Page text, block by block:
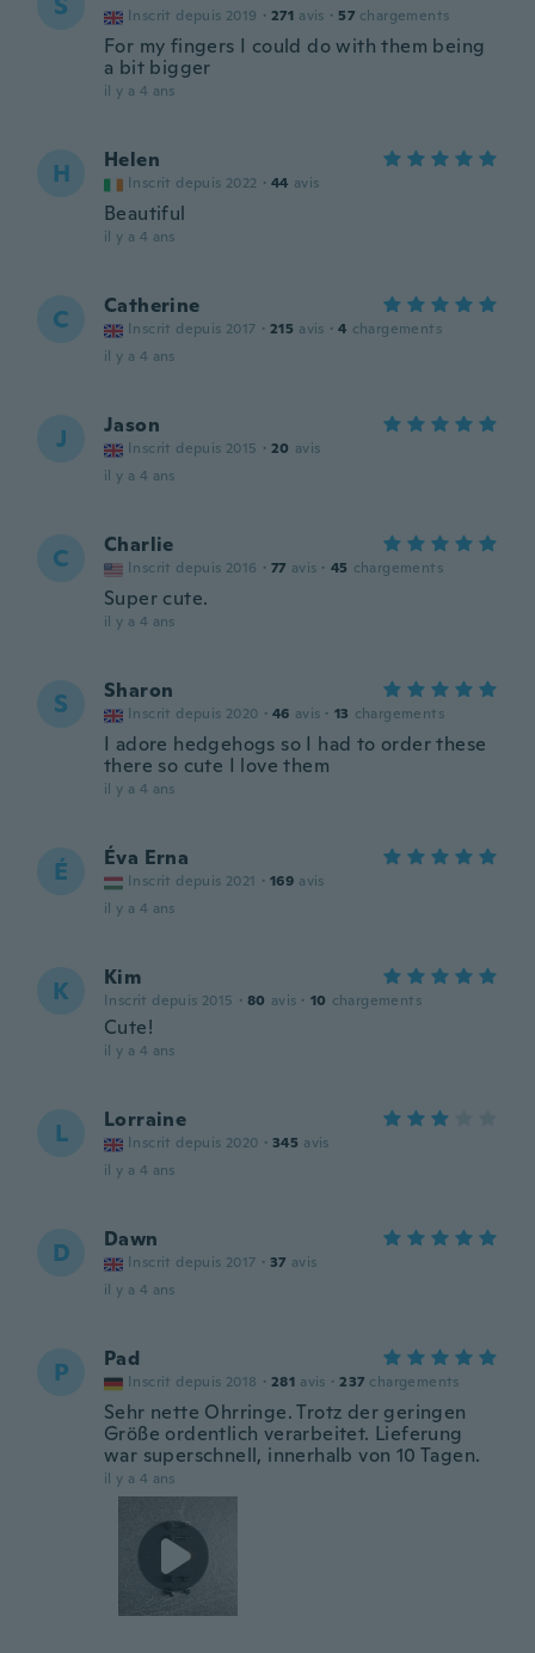
Inscrit depuis 2019 · 271 avis · 57 chargements
For my fingers I could do with them being
a bit bigger
il y a 4 ans
H Helen
Inscrit depuis 2022 · 44 avis
Beautiful
il y a 4 ans
C Catherine
Inscrit depuis 2017 · 215 avis · 4 chargements
il y a 4 ans
J Jason
Inscrit depuis 2015 · 20 avis
il y a 4 ans
C Charlie
Inscrit depuis 2016 · 77 avis · 45 chargements
Super cute.
il y a 4 ans
S Sharon
Inscrit depuis 2020 · 46 avis · 13 chargements
I adore hedgehogs so I had to order these
there so cute I love them
il y a 4 ans
É Éva Erna
Inscrit depuis 2021 · 169 avis
il y a 4 ans
K Kim
Inscrit depuis 2015 · 80 avis · 10 chargements
Cute!
il y a 4 ans
L Lorraine
Inscrit depuis 2020 · 345 avis
il y a 4 ans
D Dawn
Inscrit depuis 2017 · 37 avis
il y a 4 ans
P Pad
Inscrit depuis 2018 · 281 avis · 237 chargements
Sehr nette Ohrringe. Trotz der geringen
Größe ordentlich verarbeitet. Lieferung
war superschnell, innerhalb von 10 Tagen.
il y a 4 ans